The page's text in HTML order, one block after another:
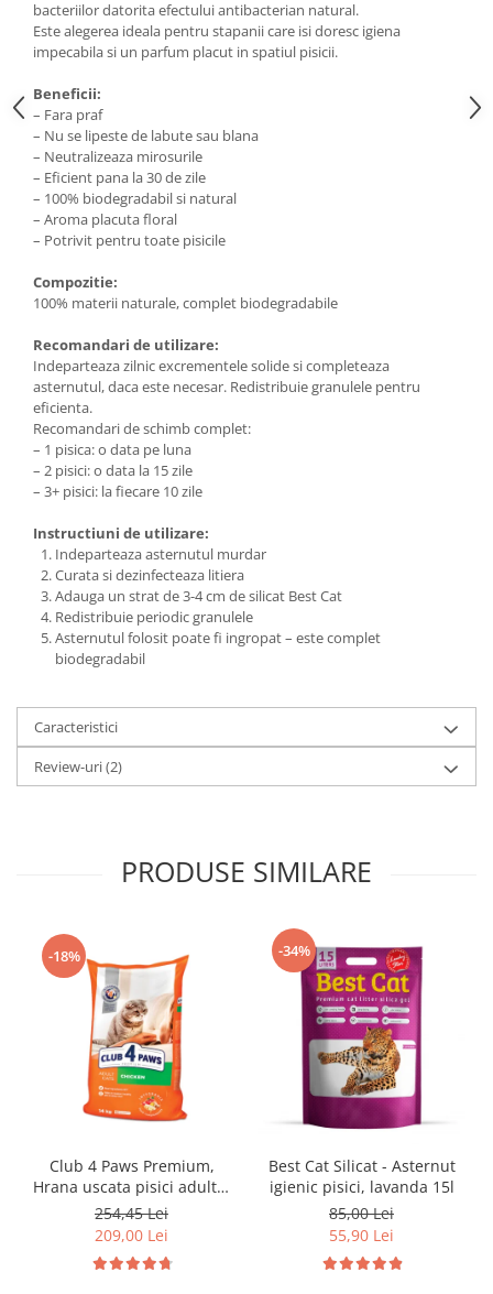
bacteriilor datorita efectului antibacterian natural.
Este alegerea ideala pentru stapanii care isi doresc igiena
impecabila si un parfum placut in spatiul pisicii.
Beneficii:
– Fara praf
– Nu se lipeste de labute sau blana
– Neutralizeaza mirosurile
– Eficient pana la 30 de zile
– 100% biodegradabil si natural
– Aroma placuta floral
– Potrivit pentru toate pisicile
Compozitie:
100% materii naturale, complet biodegradabile
Recomandari de utilizare:
Indeparteaza zilnic excrementele solide si completeaza
asternutul, daca este necesar. Redistribuie granulele pentru
eficienta.
Recomandari de schimb complet:
– 1 pisica: o data pe luna
– 2 pisici: o data la 15 zile
– 3+ pisici: la fiecare 10 zile
Instructiuni de utilizare:
Indeparteaza asternutul murdar
Curata si dezinfecteaza litiera
Adauga un strat de 3-4 cm de silicat Best Cat
Redistribuie periodic granulele
Asternutul folosit poate fi ingropat – este complet
biodegradabil
Caracteristici
Review-uri(2)
PRODUSE SIMILARE
-18%
Club 4 Paws Premium,
Hrana uscata pisici adulte,
cu Pui 14kg
254,45 Lei
209,00 Lei
-34%
Best Cat Silicat - Asternut
igienic pisici, lavanda 15l
85,00 Lei
55,90 Lei